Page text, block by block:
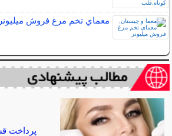
معماي تخم مرغ فروش ميليونر